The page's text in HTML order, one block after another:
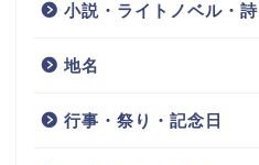
小説・ライトノベル・詩
地名
行事・祭り・記念日